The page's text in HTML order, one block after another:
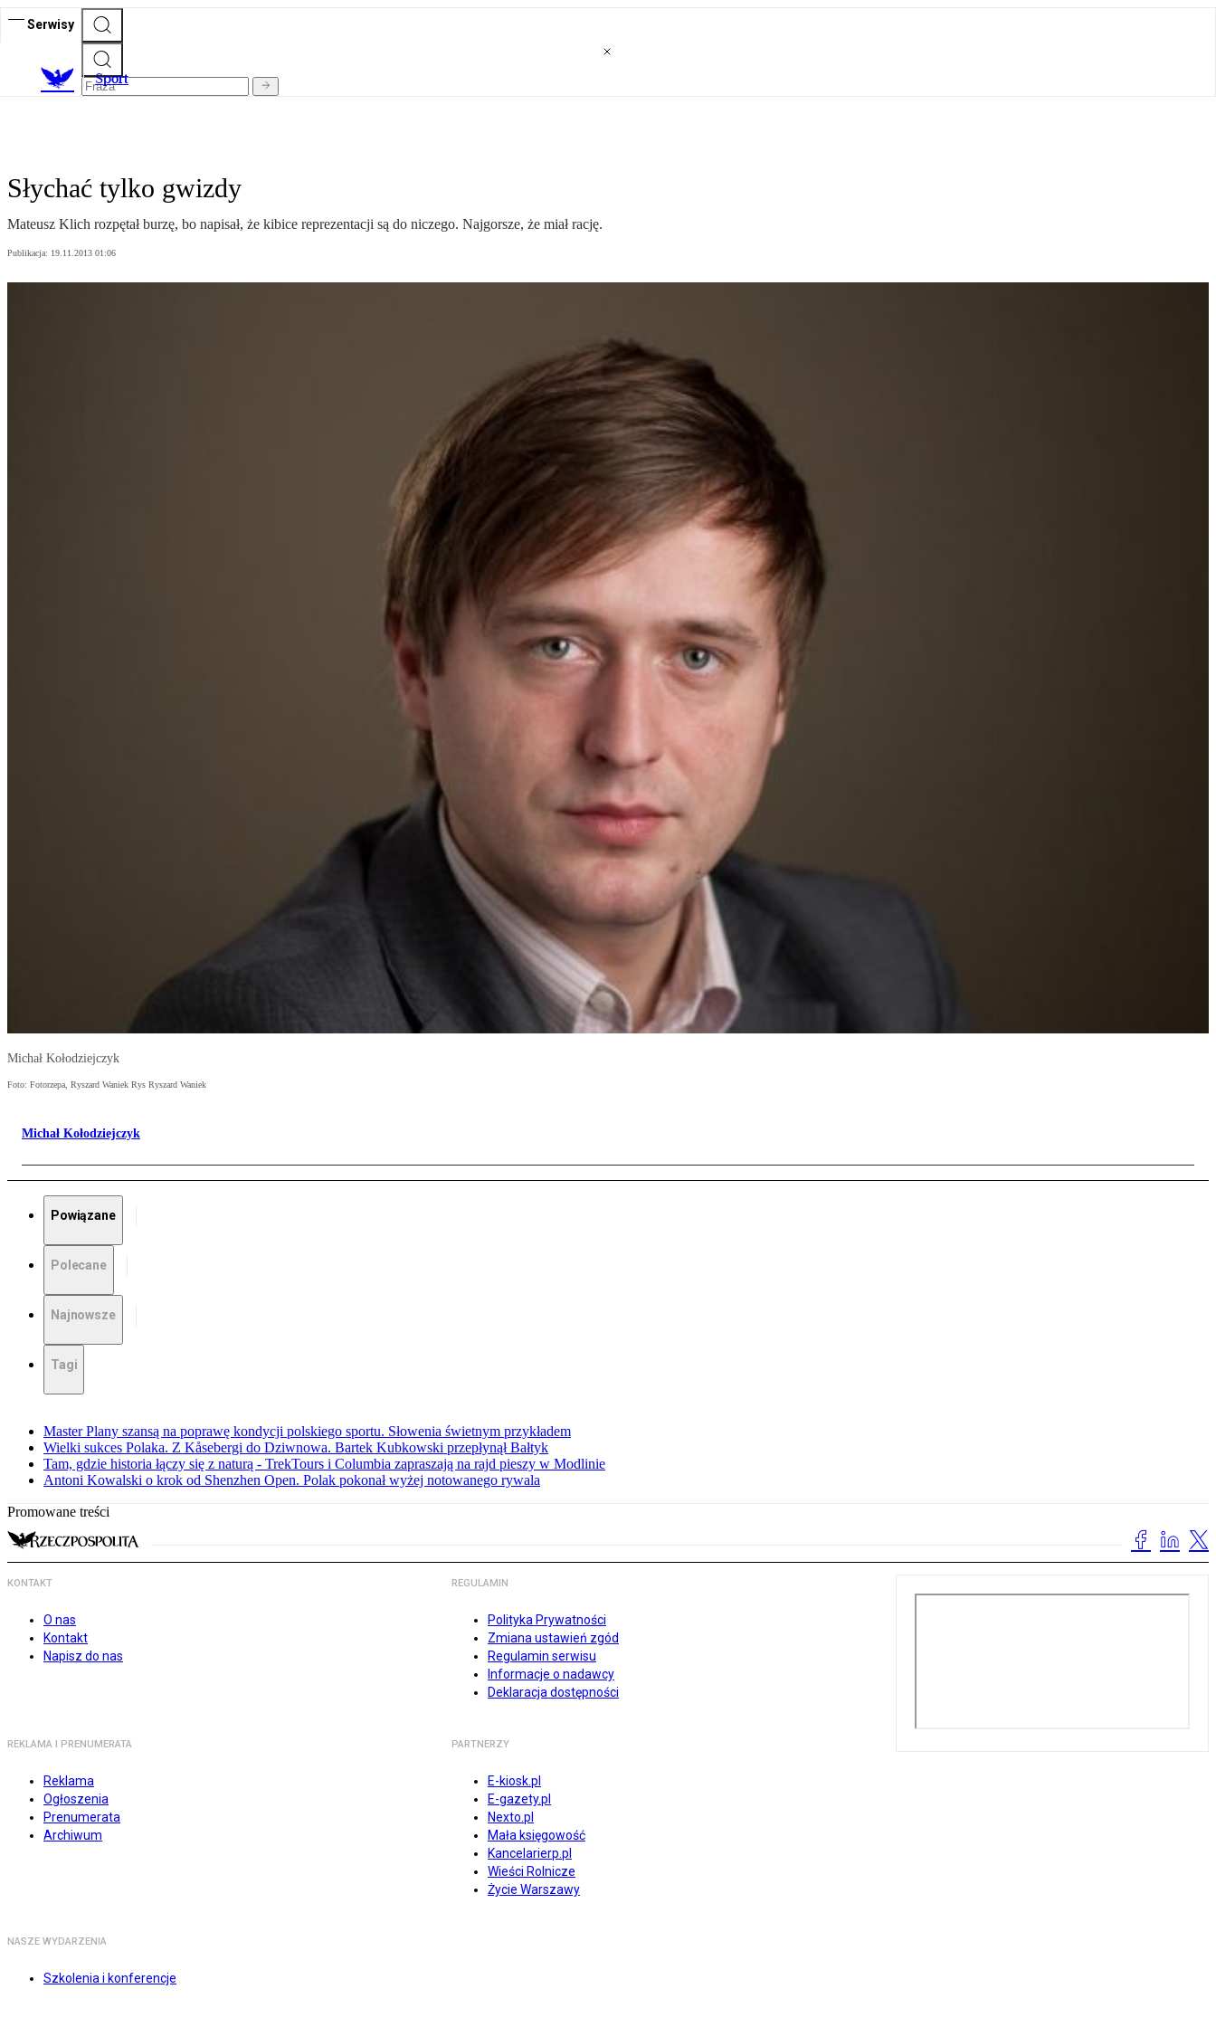
Serwisy
Sport
Słychać tylko gwizdy
Mateusz Klich rozpętał burzę, bo napisał, że kibice reprezentacji są do niczego. Najgorsze, że miał rację.
Publikacja: 19.11.2013 01:06
Michał Kołodziejczyk
Foto: Fotorzepa, Ryszard Waniek Rys Ryszard Waniek
Michał Kołodziejczyk
Powiązane
Polecane
Najnowsze
Tagi
Master Plany szansą na poprawę kondycji polskiego sportu. Słowenia świetnym przykładem
Wielki sukces Polaka. Z Kåsebergi do Dziwnowa. Bartek Kubkowski przepłynął Bałtyk
Tam, gdzie historia łączy się z naturą - TrekTours i Columbia zapraszają na rajd pieszy w Modlinie
Antoni Kowalski o krok od Shenzhen Open. Polak pokonał wyżej notowanego rywala
Promowane treści
KONTAKT
O nas
Kontakt
Napisz do nas
REGULAMIN
Polityka Prywatności
Zmiana ustawień zgód
Regulamin serwisu
Informacje o nadawcy
Deklaracja dostępności
REKLAMA I PRENUMERATA
Reklama
Ogłoszenia
Prenumerata
Archiwum
PARTNERZY
E-kiosk.pl
E-gazety.pl
Nexto.pl
Mała księgowość
Kancelarierp.pl
Wieści Rolnicze
Życie Warszawy
NASZE WYDARZENIA
Szkolenia i konferencje